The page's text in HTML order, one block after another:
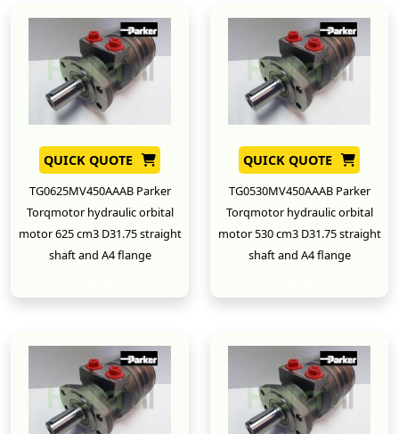
QUICK QUOTE
TG0625MV450AAAB Parker
Torqmotor hydraulic orbital
motor 625 cm3 D31.75 straight
shaft and A4 flange
QUICK QUOTE
TG0530MV450AAAB Parker
Torqmotor hydraulic orbital
motor 530 cm3 D31.75 straight
shaft and A4 flange